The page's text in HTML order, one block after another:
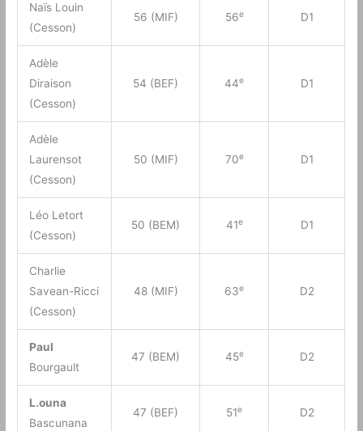
Naïs Louin
(Cesson)
56 (MIF) 56e D1
Adèle
Diraison
(Cesson)
54 (BEF) 44e D1
Adèle
Laurensot
(Cesson)
50 (MIF) 70e D1
Léo Letort
(Cesson)
50 (BEM) 41e D1
Charlie
Savean-Ricci
(Cesson)
48 (MIF) 63e D2
Paul
Bourgault
47 (BEM) 45e D2
L.ouna
Bascunana
47 (BEF) 51e D2